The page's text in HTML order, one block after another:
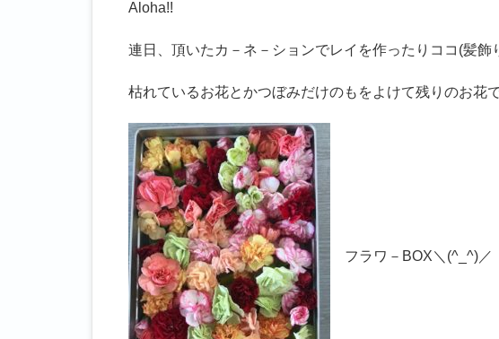
Aloha!!
連日、頂いたカ－ネ－ションでレイを作ったりココ(髪飾
枯れているお花とかつぼみだけのもをよけて残りのお花
フラワ－BOX＼(^_^)／